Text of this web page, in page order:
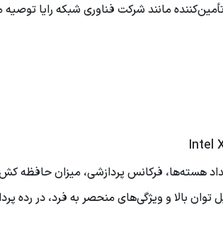
مانند شرکت فناوری شبکه رایا
هسته‌ها، فرکانس پردازشی، میزان حافظه